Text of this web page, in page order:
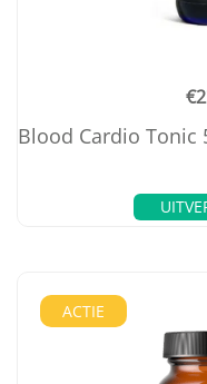
€
Blood Cardio Tonic
ACTIE